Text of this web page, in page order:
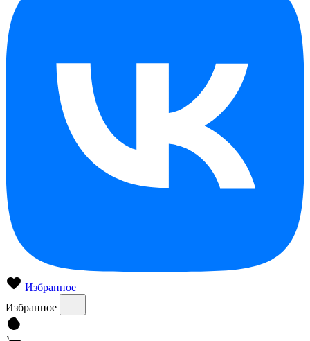
Избранное
Избранное